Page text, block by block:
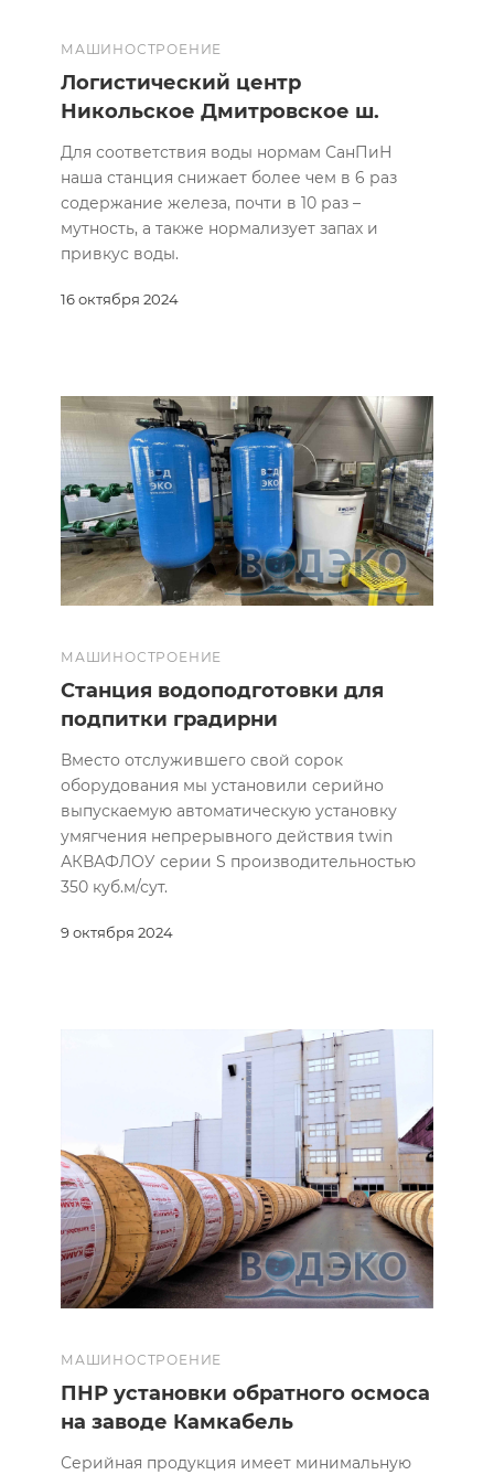
МАШИНОСТРОЕНИЕ
16 октября 2024
Логистический центр
Никольское Дмитровское ш.
Для соответствия воды нормам СанПиН
наша станция снижает более чем в 6 раз
содержание железа, почти в 10 раз –
мутность, а также нормализует запах и
привкус воды.
МАШИНОСТРОЕНИЕ
9 октября 2024
Станция водоподготовки для
подпитки градирни
Вместо отслужившего свой сорок
оборудования мы установили серийно
выпускаемую автоматическую установку
умягчения непрерывного действия twin
АКВАФЛОУ серии S производительностью
350 куб.м/сут.
МАШИНОСТРОЕНИЕ
ПНР установки обратного осмоса
на заводе Камкабель
Серийная продукция имеет минимальную